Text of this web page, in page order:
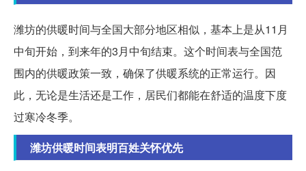
潍坊的供暖时间与全国大部分地区相似，基本上是从11月
中旬开始，到来年的3月中旬结束。这个时间表与全国范
围内的供暖政策一致，确保了供暖系统的正常运行。因
此，无论是生活还是工作，居民们都能在舒适的温度下度
过寒冷冬季。
潍坊供暖时间表明百姓关怀优先